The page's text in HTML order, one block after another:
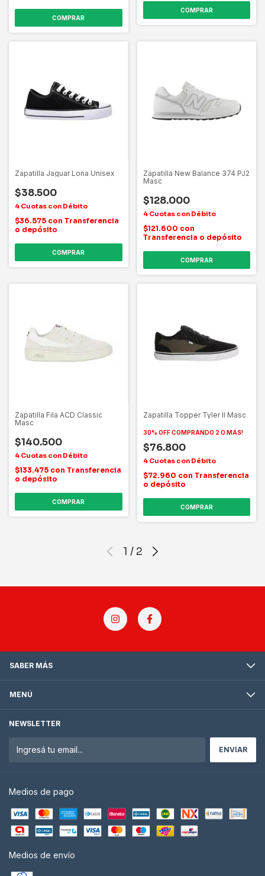
COMPRAR
COMPRAR
Zapatilla Jaguar Lona Unisex
$38.500
$36.575 con Transferencia
o depósito
COMPRAR
Zapatilla New Balance 374 PJ2
Masc
$128.000
$121.600 con
Transferencia o depósito
COMPRAR
Zapatilla Fila ACD Classic
Masc
$140.500
$133.475 con Transferencia
o depósito
COMPRAR
Zapatilla Topper Tyler II Masc
30% OFF COMPRANDO 2 O MÁS!
$76.800
$72.960 con Transferencia
o depósito
COMPRAR
1 / 2
SABER MÁS
MENÚ
NEWSLETTER
Medios de pago
Medios de envío